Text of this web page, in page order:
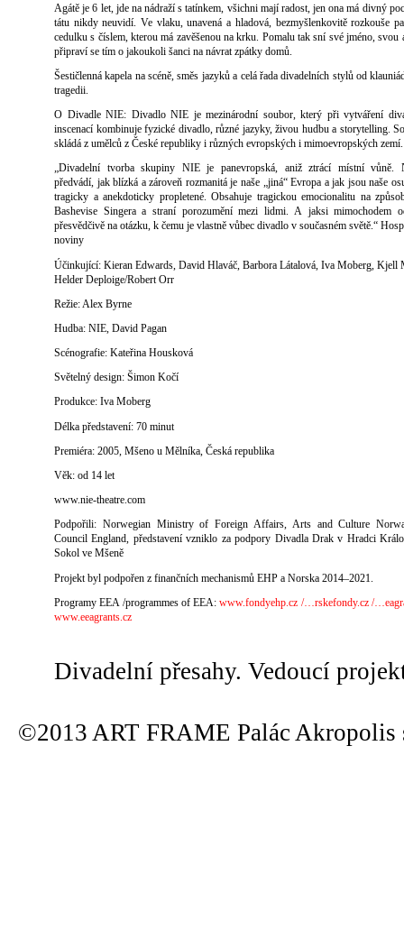
Agátě je 6 let, jde na nádraží s tatínkem, všichni mají radost, jen ona má divný
tátu nikdy neuvidí. Ve vlaku, unavená a hladová, bezmyšlenkovitě rozkouše
cedulku s číslem, kterou má zavěšenou na krku. Pomalu tak sní své jméno, svou
připraví se tím o jakoukoli šanci na návrat zpátky domů.
Šestičlenná kapela na scéně, směs jazyků a celá řada divadelních stylů od
tragedii.
O Divadle NIE: Divadlo NIE je mezinárodní soubor, který při vytváření
inscenací kombinuje fyzické divadlo, různé jazyky, živou hudbu a storytelling.
skládá z umělců z České republiky i různých evropských i mimoevropských zemí.
„Divadelní tvorba skupiny NIE je panevropská, aniž ztrácí místní vůně.
předvádí, jak blízká a zároveň rozmanitá je naše „jiná“ Evropa a jak jsou naše
tragicky a anekdoticky propletené. Obsahuje tragickou emocionalitu na
Bashevise Singera a straní porozumění mezi lidmi. A jaksi mimochodem
přesvědčivě na otázku, k čemu je vlastně vůbec divadlo v současném světě.“
noviny
Účinkující: Kieran Edwards, David Hlaváč, Barbora Látalová, Iva Moberg, Kjell
Helder Deploige/Robert Orr
Režie: Alex Byrne
Hudba: NIE, David Pagan
Scénografie: Kateřina Housková
Světelný design: Šimon Kočí
Produkce: Iva Moberg
Délka představení: 70 minut
Premiéra: 2005, Mšeno u Mělníka, Česká republika
Věk: od 14 let
www.nie-theatre.com
Podpořili: Norwegian Ministry of Foreign Affairs, Arts and Culture
Council England, představení vzniklo za podpory Divadla Drak v Hradci
Sokol ve Mšeně
Projekt byl podpořen z finančních mechanismů EHP a Norska 2014–2021.
Programy EEA /programmes of EEA:www.fondyehp.cz /…rskefondy.cz /
www.eeagrants.cz
Divadelní přesahy. Vedoucí
©2013 ART FRAME Palác Akropolis